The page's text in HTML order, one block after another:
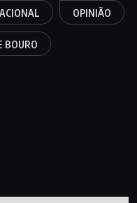
OPINIÃO
BOURO